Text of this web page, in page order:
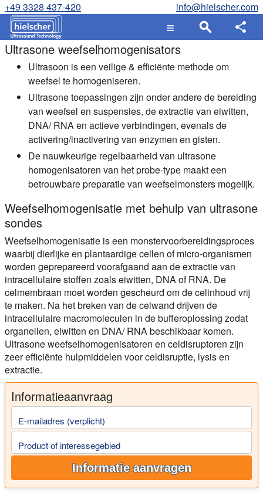
+49 3328 437-420 info@hielscher.com
Ultrasone weefselhomogenisators
Ultrasoon is een veilige & efficiënte methode om
weefsel te homogeniseren.
Ultrasone toepassingen zijn onder andere de bereiding
van weefsel en suspensies, de extractie van eiwitten,
DNA/ RNA en actieve verbindingen, evenals de
activering/inactivering van enzymen en gisten.
De nauwkeurige regelbaarheid van ultrasone
homogenisatoren van het probe-type maakt een
betrouwbare preparatie van weefselmonsters mogelijk.
Weefselhomogenisatie met behulp van ultrasone
sondes
Weefselhomogenisatie is een monstervoorbereidingsproces
waarbij dierlijke en plantaardige cellen of micro-organismen
worden geprepareerd voorafgaand aan de extractie van
intracellulaire stoffen zoals eiwitten, DNA of RNA. De
celmembraan moet worden gescheurd om de celinhoud vrij
te maken. Na het breken van de celwand drijven de
intracellulaire macromoleculen in de bufferoplossing zodat
organellen, eiwitten en DNA/ RNA beschikbaar komen.
Ultrasone weefselhomogenisatoren en celdisruptoren zijn
zeer efficiënte hulpmiddelen voor celdisruptie, lysis en
extractie.
Informatieaanvraag
E-mailadres (verplicht)
Product of interessegebied
Informatie aanvragen